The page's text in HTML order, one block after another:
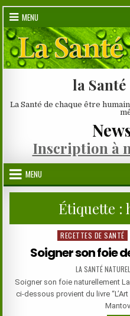
Skip
content
MENU
la
La Santé de chaque être
Inscription à
MENU
Étiquette :
Posted
RECETTES DE SANTÉ
Soigner son foie
AUTHOR:
LA SANTÉ
Soigner son foie naturellement
ci-dessous provient du livre